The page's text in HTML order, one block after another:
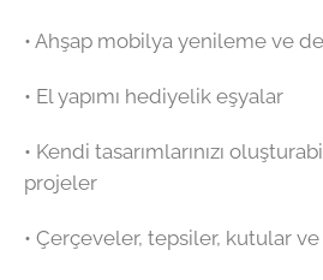
•⁠ ⁠Ahşap mobilya yenileme ve
•⁠ ⁠El yapımı hediyelik eşyalar
•⁠ ⁠Kendi tasarımlarınızı
projeler
•⁠ ⁠Çerçeveler, tepsiler, kutular ve